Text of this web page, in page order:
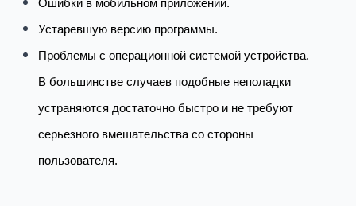
Ошибки в мобильном приложении.
Устаревшую версию программы.
Проблемы с операционной системой устройства.
В большинстве случаев подобные неполадки
устраняются достаточно быстро и не требуют
серьезного вмешательства со стороны
пользователя.